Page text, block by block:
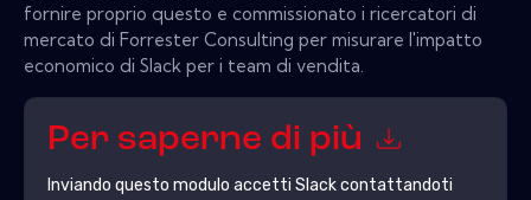
fornire proprio questo e commissionato i ricercatori di
mercato di Forrester Consulting per misurare l'impatto
economico di Slack per i team di vendita.
Per saperne di più
Inviando questo modulo accetti Slackcontattandoti